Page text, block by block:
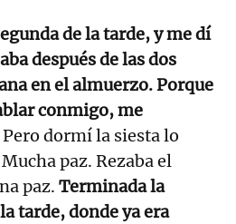
de la tarde, y me dí
después de las dos
en el almuerzo. Porque
conmigo, me
Pero dormí la siesta lo
paz. Rezaba el
paz. Terminada la
tarde, donde ya era